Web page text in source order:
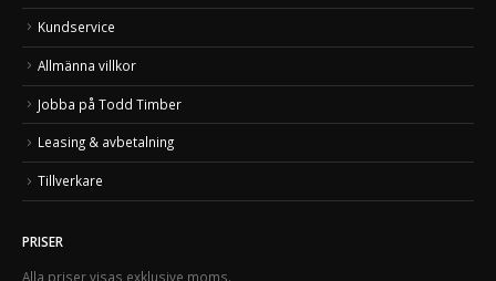
Kundservice
Allmänna villkor
Jobba på Todd Timber
Leasing & avbetalning
Tillverkare
PRISER
Alla priser visas exklusive moms.